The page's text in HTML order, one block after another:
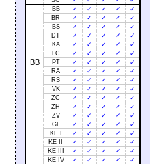
BB
BB ✓ ✓ ✓ ✓
✓
BR
✓ ✓ ✓ ✓
✓
BS
✓ ✓ ✓ ✓
✓
DT
✓ ✓ ✓ ✓
✓
KA
✓ ✓ ✓ ✓
✓
LC
✓ ✓ ✓ ✓
✓
PT
✓ ✓ ✓ ✓
✓
RA
✓ ✓ ✓ ✓
✓
RS
✓ ✓ ✓ ✓
✓
VK
✓ ✓ ✓ ✓
✓
ZC
✓ ✓ ✓ ✓
✓
ZH
✓ ✓ ✓ ✓
✓
ZV
✓ ✓ ✓ ✓ ✓
GL ✓ ✓ ✓ ✓
✓
KE I
✓ ✓ ✓ ✓
✓
KE II
✓ ✓ ✓ ✓
✓
KE III
✓ ✓ ✓ ✓
✓
KE IV
✓ ✓ ✓ ✓
✓